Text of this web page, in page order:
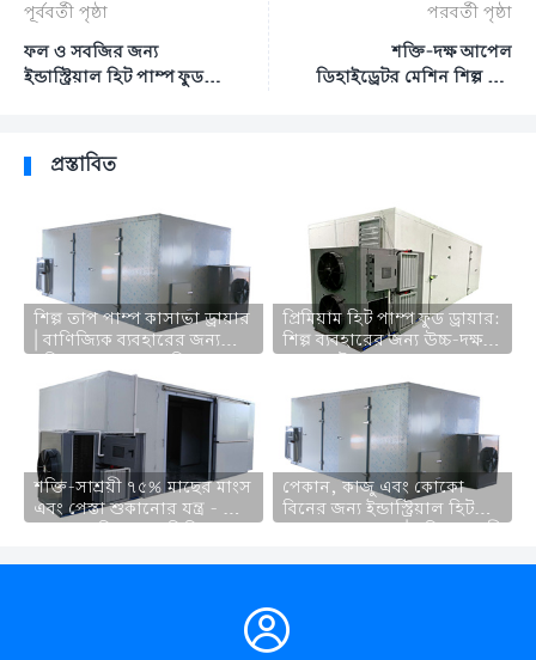
পূর্ববর্তী পৃষ্ঠা
ফল ও সবজির জন্য
ইন্ডাস্ট্রিয়াল হিট পাম্প ফুড
পরবর্তী পৃষ্ঠা
শক্তি-দক্ষ আপেল
ডিহাইড্রেটর মেশিন শিল্প ফল
প্রস্তাবিত
শিল্প তাপ পাম্প কাসাভা ড্রায়ার
| বাণিজ্যিক ব্যবহারের জন্য
শক্তি-দক্ষ ফল ও সবজি
ডিহাইড্রেটর
প্রিমিয়াম হিট পাম্প ফুড ড্রায়ার:
শিল্প ব্যবহারের জন্য উচ্চ-দক্ষ
আখরোট এবং পেস্তা
ডিহাইড্রেটর
শক্তি-সাশ্রয়ী ৭৫% মাছের মাংস
এবং পেস্তা শুকানোর যন্ত্র - তাপ
পেকান, কাজু এবং কোকো
বিনের জন্য ইন্ডাস্ট্রিয়াল হিট
